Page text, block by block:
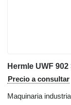
Hermle UWF 902
Precio a consultar
Maquinaria